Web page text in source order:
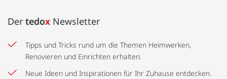
Der tedox Newsletter
Tipps und Tricks rund um die Themen Heimwerken,
Renovieren und Einrichten erhalten.
Neue Ideen und Inspirationen für Ihr Zuhause entdecken.